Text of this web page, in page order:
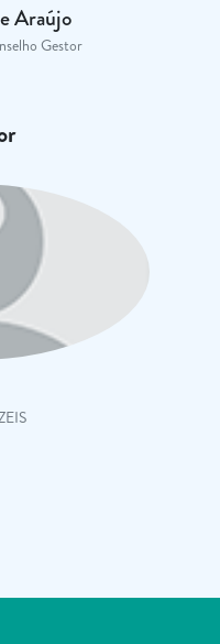
Araújo
Gestor